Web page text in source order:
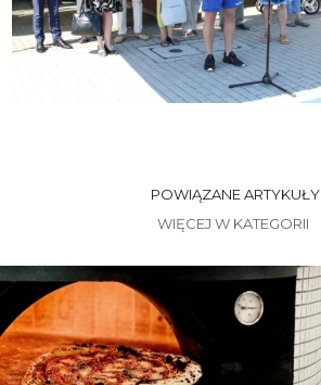
POWIĄZANE ARTYKUŁY
WIĘCEJ W KATEGORII